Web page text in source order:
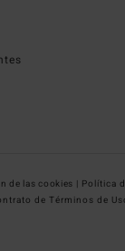
de las cookies | Política
de Términos de